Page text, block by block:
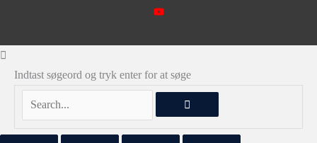
Indtast søgeord og tryk enter for at søge